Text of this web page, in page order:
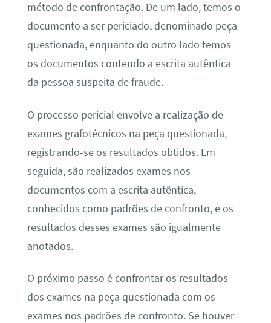
método de confrontação. De um lado, temos o
documento a ser periciado, denominado peça
questionada, enquanto do outro lado temos
os documentos contendo a escrita autêntica
da pessoa suspeita de fraude.
O processo pericial envolve a realização de
exames grafotécnicos na peça questionada,
registrando-se os resultados obtidos. Em
seguida, são realizados exames nos
documentos com a escrita autêntica,
conhecidos como padrões de confronto, e os
resultados desses exames são igualmente
anotados.
O próximo passo é confrontar os resultados
dos exames na peça questionada com os
exames nos padrões de confronto. Se houver